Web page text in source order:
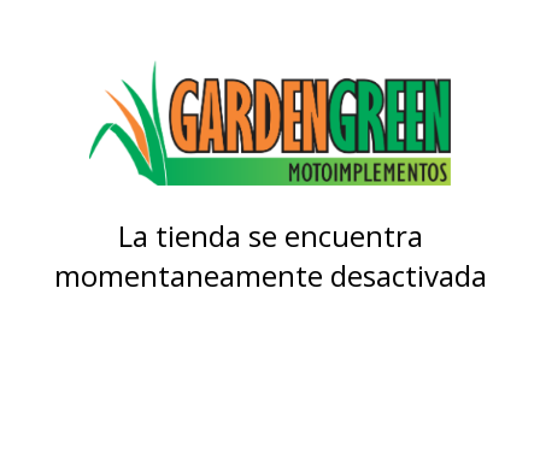
La tienda se encuentra
momentaneamente desactivada